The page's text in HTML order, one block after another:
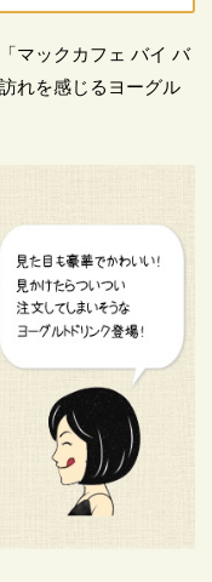
マックカフェ バイ バ
れを感じるヨーグル